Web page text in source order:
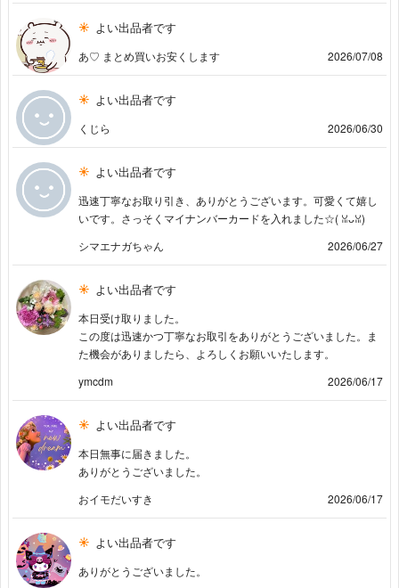
よい出品者です
あ♡ まとめ買いお安くします 2026/07/08
よい出品者です
くじら 2026/06/30
よい出品者です
迅速丁寧なお取り引き、ありがとうございます。可愛くて嬉し
いです。さっそくマイナンバーカードを入れました☆(⁠ ⁠ꈍ⁠ᴗ⁠ꈍ⁠)
シマエナガちゃん
2026/06/27
よい出品者です
本日受け取りました。
この度は迅速かつ丁寧なお取引をありがとうございました。ま
た機会がありましたら、よろしくお願いいたします。
ymcdm
2026/06/17
よい出品者です
本日無事に届きました。
ありがとうございました。
おイモだいすき
2026/06/17
よい出品者です
ありがとうございました。